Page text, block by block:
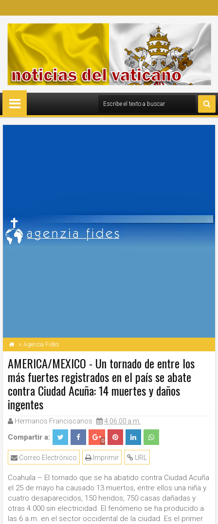
Agenzia Fides
AMERICA/MEXICO - Un tornado de entre los
más fuertes registrados en el país se abate
contra Ciudad Acuña: 14 muertes y daños
ingentes
Hermanos Franciscanos 4:06:00 a.m.
Compartir a: 0
URL
Imprimir
Correo Electrónico
Coahuila – El tornado que se ha abatido contra Ciudad Acuña
el 25 de mayo ha causado 13 muertos, entre ellos una niña y
cuatro desaparecidos, 150 heridos, 750 casas dañadas y
otras 4.000 sin electricidad. El fenómeno se ha producido a
las 6 a.m. en el sector occidental de la ciudad. Es el primer